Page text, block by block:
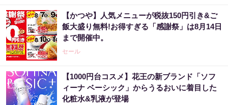
【かつや】人気メニューが税抜150円引き&ご
飯大盛り無料!お得すぎる「感謝祭」は8月14日
まで開催中。
セール
【1000円台コスメ】花王の新ブランド「ソフ
ィーナ ベーシック」からうるおいに着目した
化粧水&乳液が登場